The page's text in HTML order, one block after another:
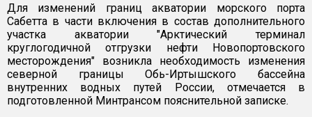
Для изменений границ акватории морского порта
Сабетта в части включения в состав дополнительного
участка акватории "Арктический терминал
круглогодичной отгрузки нефти Новопортовского
месторождения" возникла необходимость изменения
северной границы Обь-Иртышского бассейна
внутренних водных путей России, отмечается в
подготовленной Минтрансом пояснительной записке.